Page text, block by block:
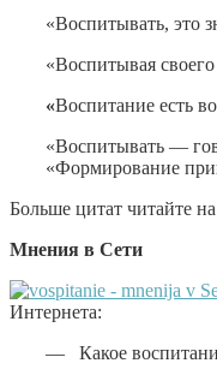
«Воспитывать, это
«Воспитывая
«Воспитание есть
«Воспитывать —
«Формирование
Больше цитат читайте
Мнения в Сети
Интернета:
— Какое